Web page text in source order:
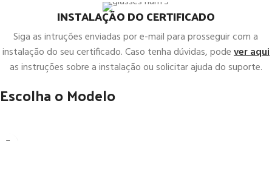
INSTALAÇÃO DO CERTIFICADO
Siga as intruções enviadas por e-mail para prosseguir com a
instalação do seu certificado. Caso tenha dúvidas, podever aqui
as instruções sobre a instalação ou solicitar ajuda do suporte.
Escolha o Modelo